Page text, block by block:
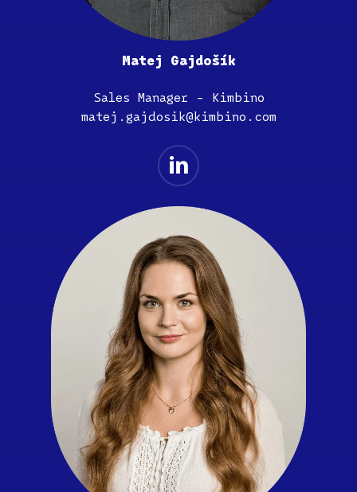
Matej Gajdošík
Sales Manager – Kimbino
matej.gajdosik@kimbino.com